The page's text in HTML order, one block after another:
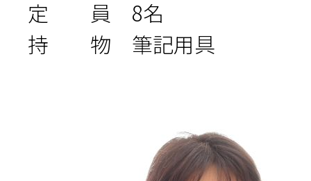
定 員 8名
持 物 筆記用具